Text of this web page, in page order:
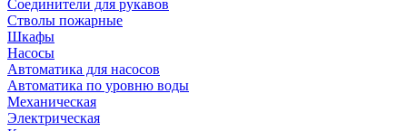
Соединители для рукавов
Стволы пожарные
Шкафы
Насосы
Автоматика для насосов
Автоматика по уровню воды
Механическая
Электрическая